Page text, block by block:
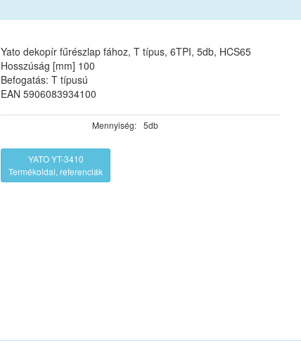
Yato dekopír fűrészlap fához, T típus, 6TPI, 5db, HCS65
Hosszúság [mm] 100
Befogatás: T típusú
EAN 5906083934100
Mennyiség: 5db
YATO YT-3410
Termékoldal, referenciák